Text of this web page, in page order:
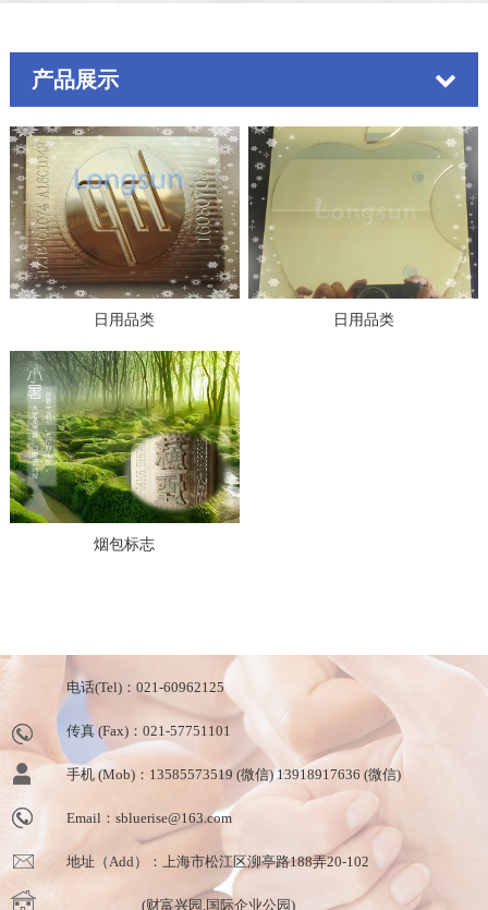
产品展示
日用品类 日用品类
烟包标志
电话(Tel)：021-60962125
传真 (Fax)：021-57751101
手机 (Mob)：13585573519 (微信) 13918917636 (微信)
Email：sbluerise@163.com
地址（Add）：上海市松江区泖亭路188弄20-102
(财富兴园.国际企业公园)